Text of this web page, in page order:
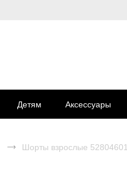
Детям Аксессуары
Шорты взрослые 52804601